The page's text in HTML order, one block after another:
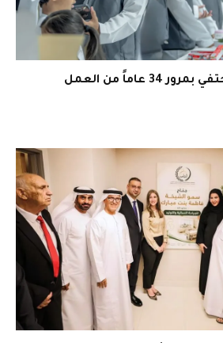
مؤسسة زايد الخير تحتفي بمرور 34 عاماً من العمل